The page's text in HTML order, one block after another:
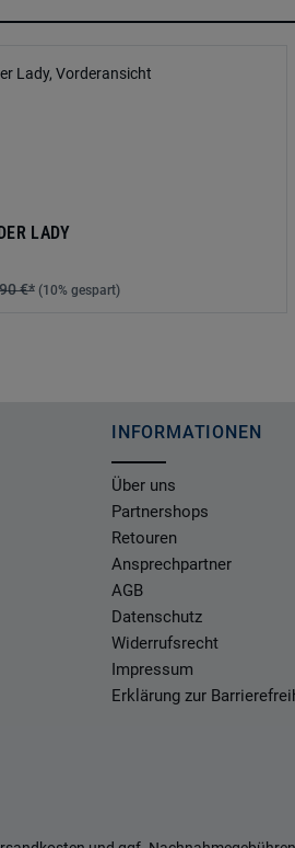
LADY
€* (10% gespart)
INFORMATIONEN
Über uns
Partnershops
Retouren
Ansprechpartner
AGB
Datenschutz
Widerrufsrecht
Impressum
Erklärung zur